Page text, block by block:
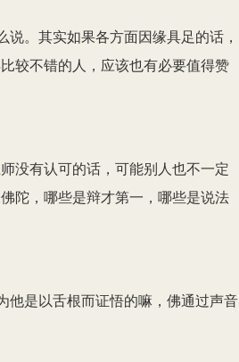
。其实如果各方面因缘具足的话，
较不错的人，应该也有必要值得赞
没有认可的话，可能别人也不一定
陀，哪些是辩才第一，哪些是说法
他是以舌根而证悟的嘛，佛通过声音